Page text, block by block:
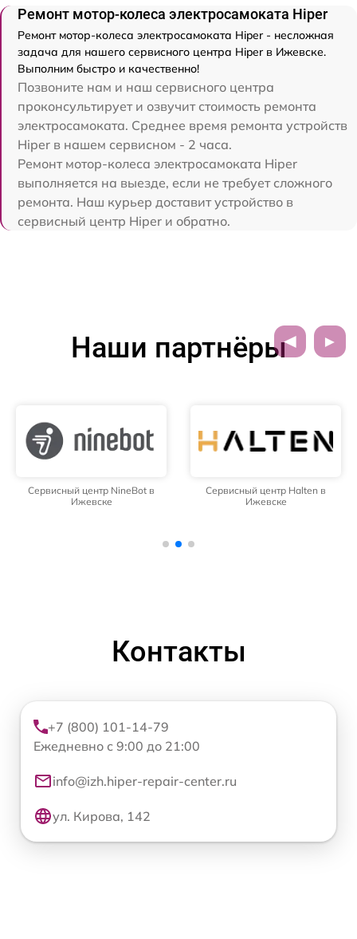
Ремонт мотор-колеса электросамоката Hiper
Ремонт мотор-колеса электросамоката Hiper - несложная
задача для нашего сервисного центра Hiper в Ижевске.
Выполним быстро и качественно!
Позвоните нам и наш сервисного центра
проконсультирует и озвучит стоимость ремонта
электросамоката. Среднее время ремонта устройств
Hiper в нашем сервисном - 2 часа.
Ремонт мотор-колеса электросамоката Hiper
выполняется на выезде, если не требует сложного
ремонта. Наш курьер доставит устройство в
сервисный центр Hiper и обратно.
Наши партнёры
Сервисный центр NineBot в
Ижевске
Сервисный центр Halten в
Ижевске
Контакты
+7 (800) 101-14-79
Ежедневно с 9:00 до 21:00
info@izh.hiper-repair-center.ru
ул. Кирова, 142